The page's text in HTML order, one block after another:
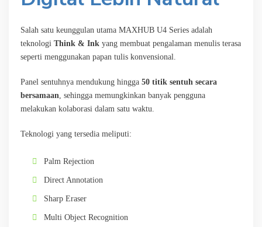
Salah satu keunggulan utama MAXHUB U4 Series adalah
teknologi Think & Ink yang membuat pengalaman menulis terasa
seperti menggunakan papan tulis konvensional.
Panel sentuhnya mendukung hingga 50 titik sentuh secara
bersamaan , sehingga memungkinkan banyak pengguna
melakukan kolaborasi dalam satu waktu.
Teknologi yang tersedia meliputi:
Palm Rejection
Direct Annotation
Sharp Eraser
Multi Object Recognition